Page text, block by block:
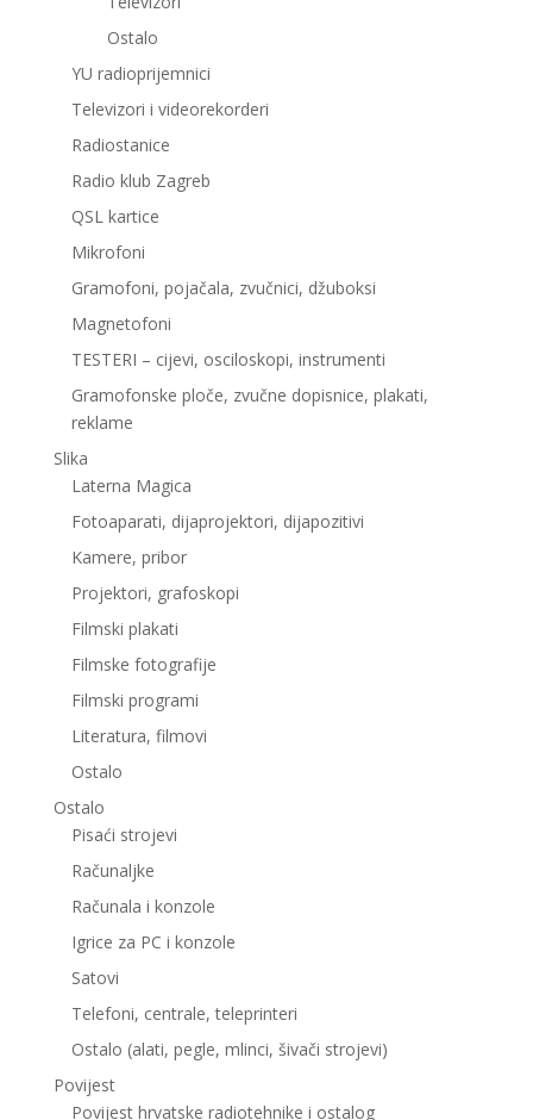
Ostalo
YU radioprijemnici
Televizori i videorekorderi
Radiostanice
Radio klub Zagreb
QSL kartice
Mikrofoni
Gramofoni, pojačala, zvučnici, džuboksi
Magnetofoni
TESTERI – cijevi, osciloskopi, instrumenti
Gramofonske ploče, zvučne dopisnice, plakati,
reklame
Slika
Laterna Magica
Fotoaparati, dijaprojektori, dijapozitivi
Kamere, pribor
Projektori, grafoskopi
Filmski plakati
Filmske fotografije
Filmski programi
Literatura, filmovi
Ostalo
Ostalo
Pisaći strojevi
Računaljke
Računala i konzole
Igrice za PC i konzole
Satovi
Telefoni, centrale, teleprinteri
Ostalo (alati, pegle, mlinci, šivači strojevi)
Povijest
Povijest hrvatske radiotehnike i ostalog